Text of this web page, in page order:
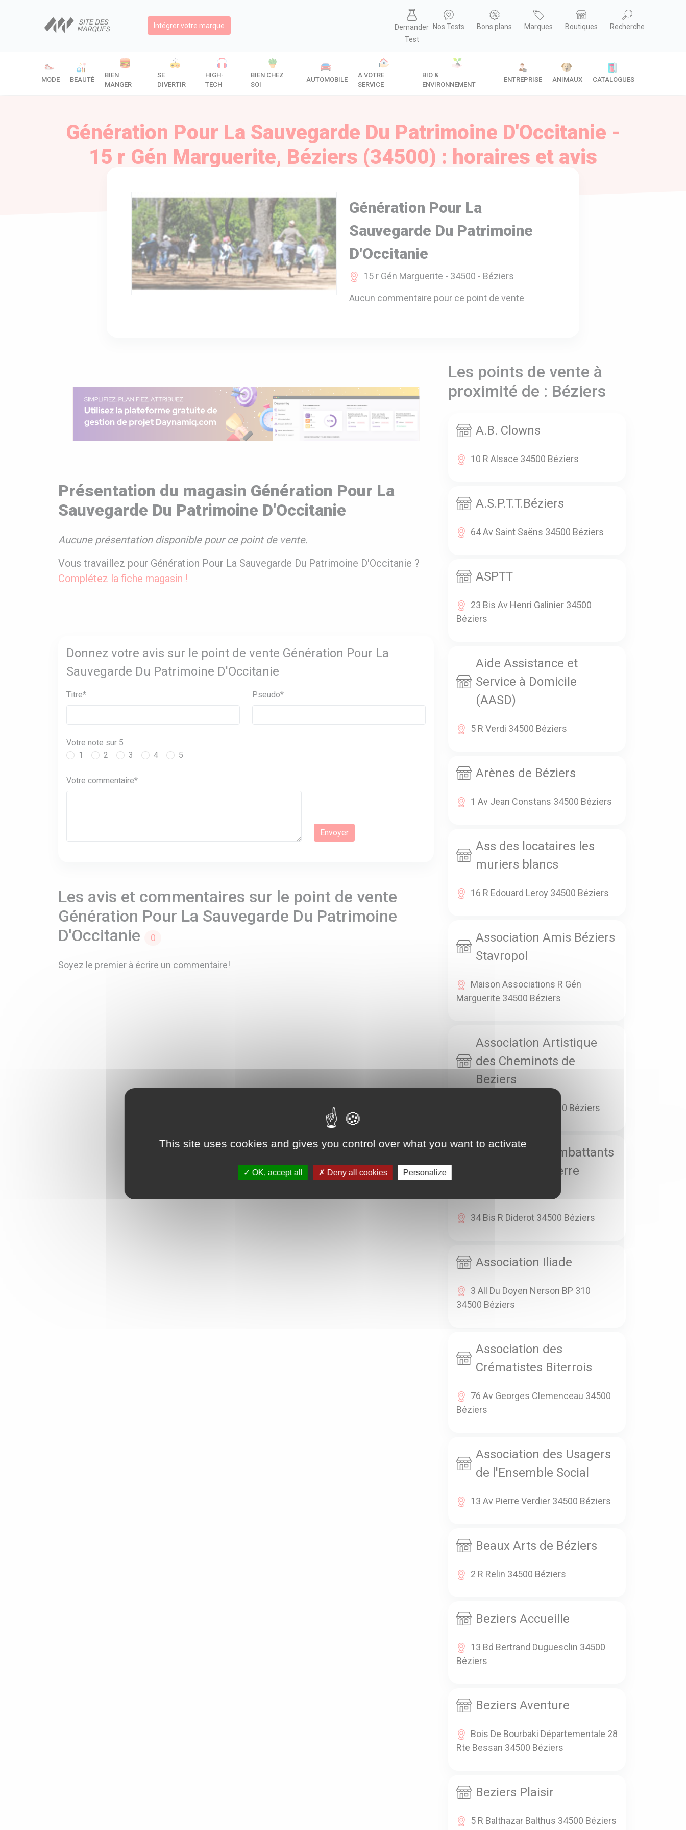
Intégrer votre marque
Demander
Test
Nos Tests Bons plans Marques Boutiques Recherche
MODE BEAUTÉ
BIEN
MANGER
SE
DIVERTIR
HIGH-
TECH
BIEN CHEZ
SOI
AUTOMOBILE
A VOTRE
SERVICE
BIO &
ENVIRONNEMENT
ENTREPRISE ANIMAUX CATALOGUES
Génération Pour La Sauvegarde Du Patrimoine D'Occitanie -
15 r Gén Marguerite, Béziers (34500) : horaires et avis
Génération Pour La
Sauvegarde Du Patrimoine
D'Occitanie
15 r Gén Marguerite - 34500 - Béziers
Aucun commentaire pour ce point de vente
Présentation du magasin Génération Pour La
Sauvegarde Du Patrimoine D'Occitanie
Aucune présentation disponible pour ce point de vente.
Vous travaillez pour Génération Pour La Sauvegarde Du Patrimoine D'Occitanie ?
Complétez la fiche magasin !
Donnez votre avis sur le point de vente Génération Pour La
Sauvegarde Du Patrimoine D'Occitanie
Titre* Pseudo*
Votre note sur 5
1
2 3 4 5
Votre commentaire*
Les avis et commentaires sur le point de vente
Génération Pour La Sauvegarde Du Patrimoine
D'Occitanie
0
Soyez le premier à écrire un commentaire!
Les points de vente à
proximité de : Béziers
A.B. Clowns
10 R Alsace 34500 Béziers
A.S.P.T.T.Béziers
64 Av Saint Saëns 34500 Béziers
ASPTT
23 Bis Av Henri Galinier 34500
Béziers
Aide Assistance et
Service à Domicile
(AASD)
5 R Verdi 34500 Béziers
Arènes de Béziers
1 Av Jean Constans 34500 Béziers
Ass des locataires les
muriers blancs
16 R Edouard Leroy 34500 Béziers
Association Amis Béziers
Stavropol
Maison Associations R Gén
Marguerite 34500 Béziers
Association Artistique
des Cheminots de
Beziers
28 Bis Bd Verdun 34500 Béziers
Association Combattants
Prisonniers Guerre
34 Bis R Diderot 34500 Béziers
Association Iliade
3 All Du Doyen Nerson BP 310
34500 Béziers
Association des
Crématistes Biterrois
76 Av Georges Clemenceau 34500
Béziers
Association des Usagers
de l'Ensemble Social
13 Av Pierre Verdier 34500 Béziers
Beaux Arts de Béziers
2 R Relin 34500 Béziers
Beziers Accueille
13 Bd Bertrand Duguesclin 34500
Béziers
Beziers Aventure
Bois De Bourbaki Départementale 28
Rte Bessan 34500 Béziers
Beziers Plaisir
5 R Balthazar Balthus 34500 Béziers
This site uses cookies and gives you control over what you want to activate
OK, accept all Deny all cookies Personalize